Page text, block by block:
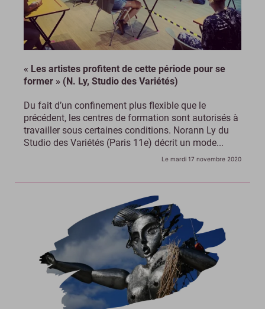
« Les artistes profitent de cette période pour se
former » (N. Ly, Studio des Variétés)
Du fait d’un confinement plus flexible que le
précédent, les centres de formation sont autorisés à
travailler sous certaines conditions. Norann Ly du
Studio des Variétés (Paris 11e) décrit un mode...
Le mardi 17 novembre 2020